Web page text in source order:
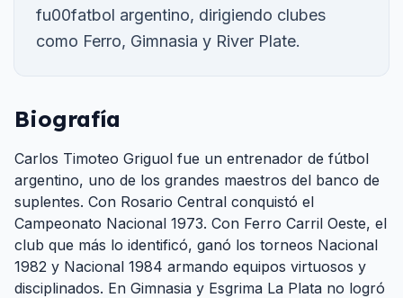
fu00fatbol argentino, dirigiendo clubes
como Ferro, Gimnasia y River Plate.
Biografía
Carlos Timoteo Griguol fue un entrenador de fútbol
argentino, uno de los grandes maestros del banco de
suplentes. Con Rosario Central conquistó el
Campeonato Nacional 1973. Con Ferro Carril Oeste, el
club que más lo identificó, ganó los torneos Nacional
1982 y Nacional 1984 armando equipos virtuosos y
disciplinados. En Gimnasia y Esgrima La Plata no logró